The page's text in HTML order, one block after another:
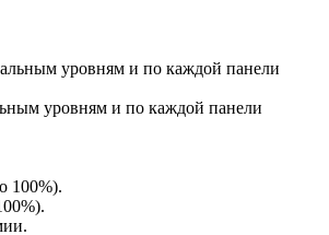
уровням и по каждой панели